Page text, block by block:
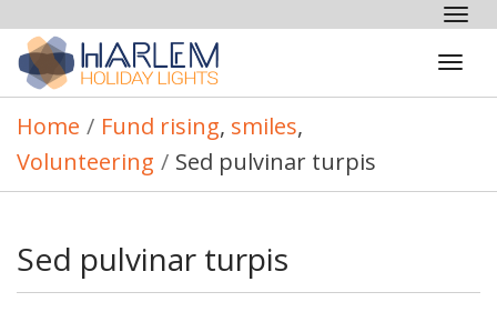
Home / Fund rising, smiles,
Volunteering / Sed pulvinar turpis
Sed pulvinar turpis